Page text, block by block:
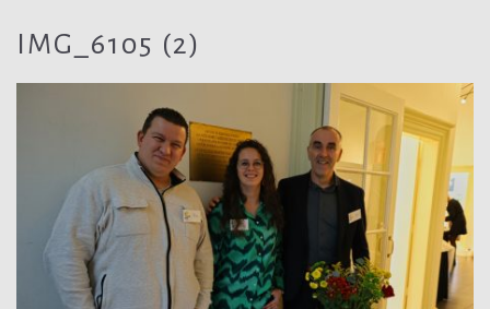
IMG_6105 (2)